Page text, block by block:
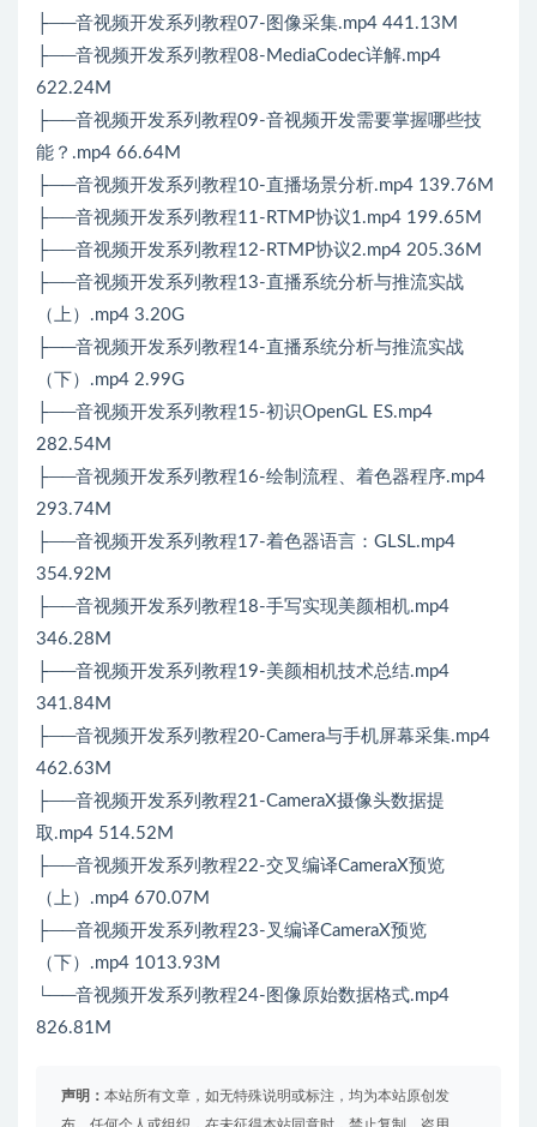
├──音视频开发系列教程07-图像采集.mp4 441.13M
├──音视频开发系列教程08-MediaCodec详解.mp4
622.24M
├──音视频开发系列教程09-音视频开发需要掌握哪些技
能？.mp4 66.64M
├──音视频开发系列教程10-直播场景分析.mp4 139.76M
├──音视频开发系列教程11-RTMP协议1.mp4 199.65M
├──音视频开发系列教程12-RTMP协议2.mp4 205.36M
├──音视频开发系列教程13-直播系统分析与推流实战
（上）.mp4 3.20G
├──音视频开发系列教程14-直播系统分析与推流实战
（下）.mp4 2.99G
├──音视频开发系列教程15-初识OpenGL ES.mp4
282.54M
├──音视频开发系列教程16-绘制流程、着色器程序.mp4
293.74M
├──音视频开发系列教程17-着色器语言：GLSL.mp4
354.92M
├──音视频开发系列教程18-手写实现美颜相机.mp4
346.28M
├──音视频开发系列教程19-美颜相机技术总结.mp4
341.84M
├──音视频开发系列教程20-Camera与手机屏幕采集.mp4
462.63M
├──音视频开发系列教程21-CameraX摄像头数据提
取.mp4 514.52M
├──音视频开发系列教程22-交叉编译CameraX预览
（上）.mp4 670.07M
├──音视频开发系列教程23-叉编译CameraX预览
（下）.mp4 1013.93M
└──音视频开发系列教程24-图像原始数据格式.mp4
826.81M
声明： 本站所有文章，如无特殊说明或标注，均为本站原创发